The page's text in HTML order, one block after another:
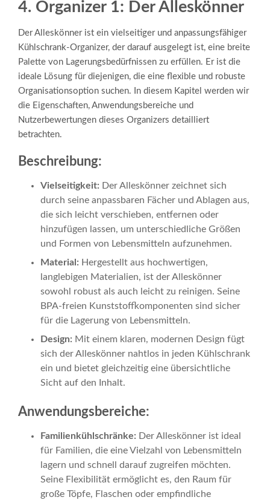
4. Organizer 1: Der Alleskönner
Der Alleskönner ist ein vielseitiger und anpassungsfähiger
Kühlschrank-Organizer, der darauf ausgelegt ist, eine breite
Palette von Lagerungsbedürfnissen zu erfüllen. Er ist die
ideale Lösung für diejenigen, die eine flexible und robuste
Organisationsoption suchen. In diesem Kapitel werden wir
die Eigenschaften, Anwendungsbereiche und
Nutzerbewertungen dieses Organizers detailliert
betrachten.
Beschreibung:
Vielseitigkeit: Der Alleskönner zeichnet sich
durch seine anpassbaren Fächer und Ablagen aus,
die sich leicht verschieben, entfernen oder
hinzufügen lassen, um unterschiedliche Größen
und Formen von Lebensmitteln aufzunehmen.
Material: Hergestellt aus hochwertigen,
langlebigen Materialien, ist der Alleskönner
sowohl robust als auch leicht zu reinigen. Seine
BPA-freien Kunststoffkomponenten sind sicher
für die Lagerung von Lebensmitteln.
Design: Mit einem klaren, modernen Design fügt
sich der Alleskönner nahtlos in jeden Kühlschrank
ein und bietet gleichzeitig eine übersichtliche
Sicht auf den Inhalt.
Anwendungsbereiche:
Familienkühlschränke: Der Alleskönner ist ideal
für Familien, die eine Vielzahl von Lebensmitteln
lagern und schnell darauf zugreifen möchten.
Seine Flexibilität ermöglicht es, den Raum für
große Töpfe, Flaschen oder empfindliche